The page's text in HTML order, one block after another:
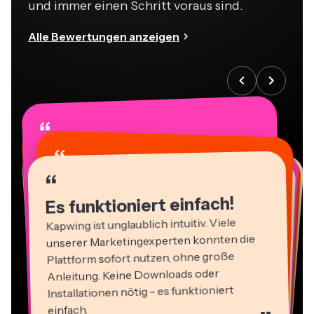
und immer einen Schritt voraus sind.
Alle Bewertungen anzeigen
“
Es funktioniert einfach!
Kapwing ist unglaublich intuitiv. Viele
unserer Marketingexperten konnten die
Plattform sofort nutzen, ohne große
Anleitung. Keine Downloads oder
Installationen nötig - es funktioniert
einfach.
“
“
“
“
“
“